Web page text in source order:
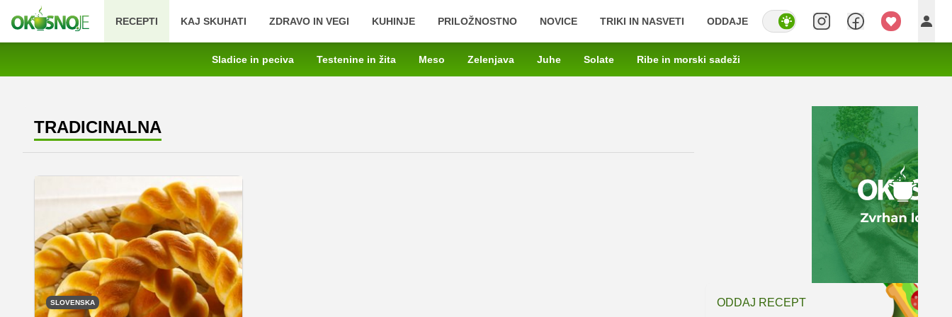
RECEPTI KAJ SKUHATI ZDRAVO IN VEGI KUHINJE PRILOŽNOSTNO NOVICE TRIKI IN NASVETI ODDAJE
Sladice in peciva Testenine in žita Meso Zelenjava Juhe Solate Ribe in morski sadeži
TRADICINALNA
SLOVENSKA ODDAJ RECEPT